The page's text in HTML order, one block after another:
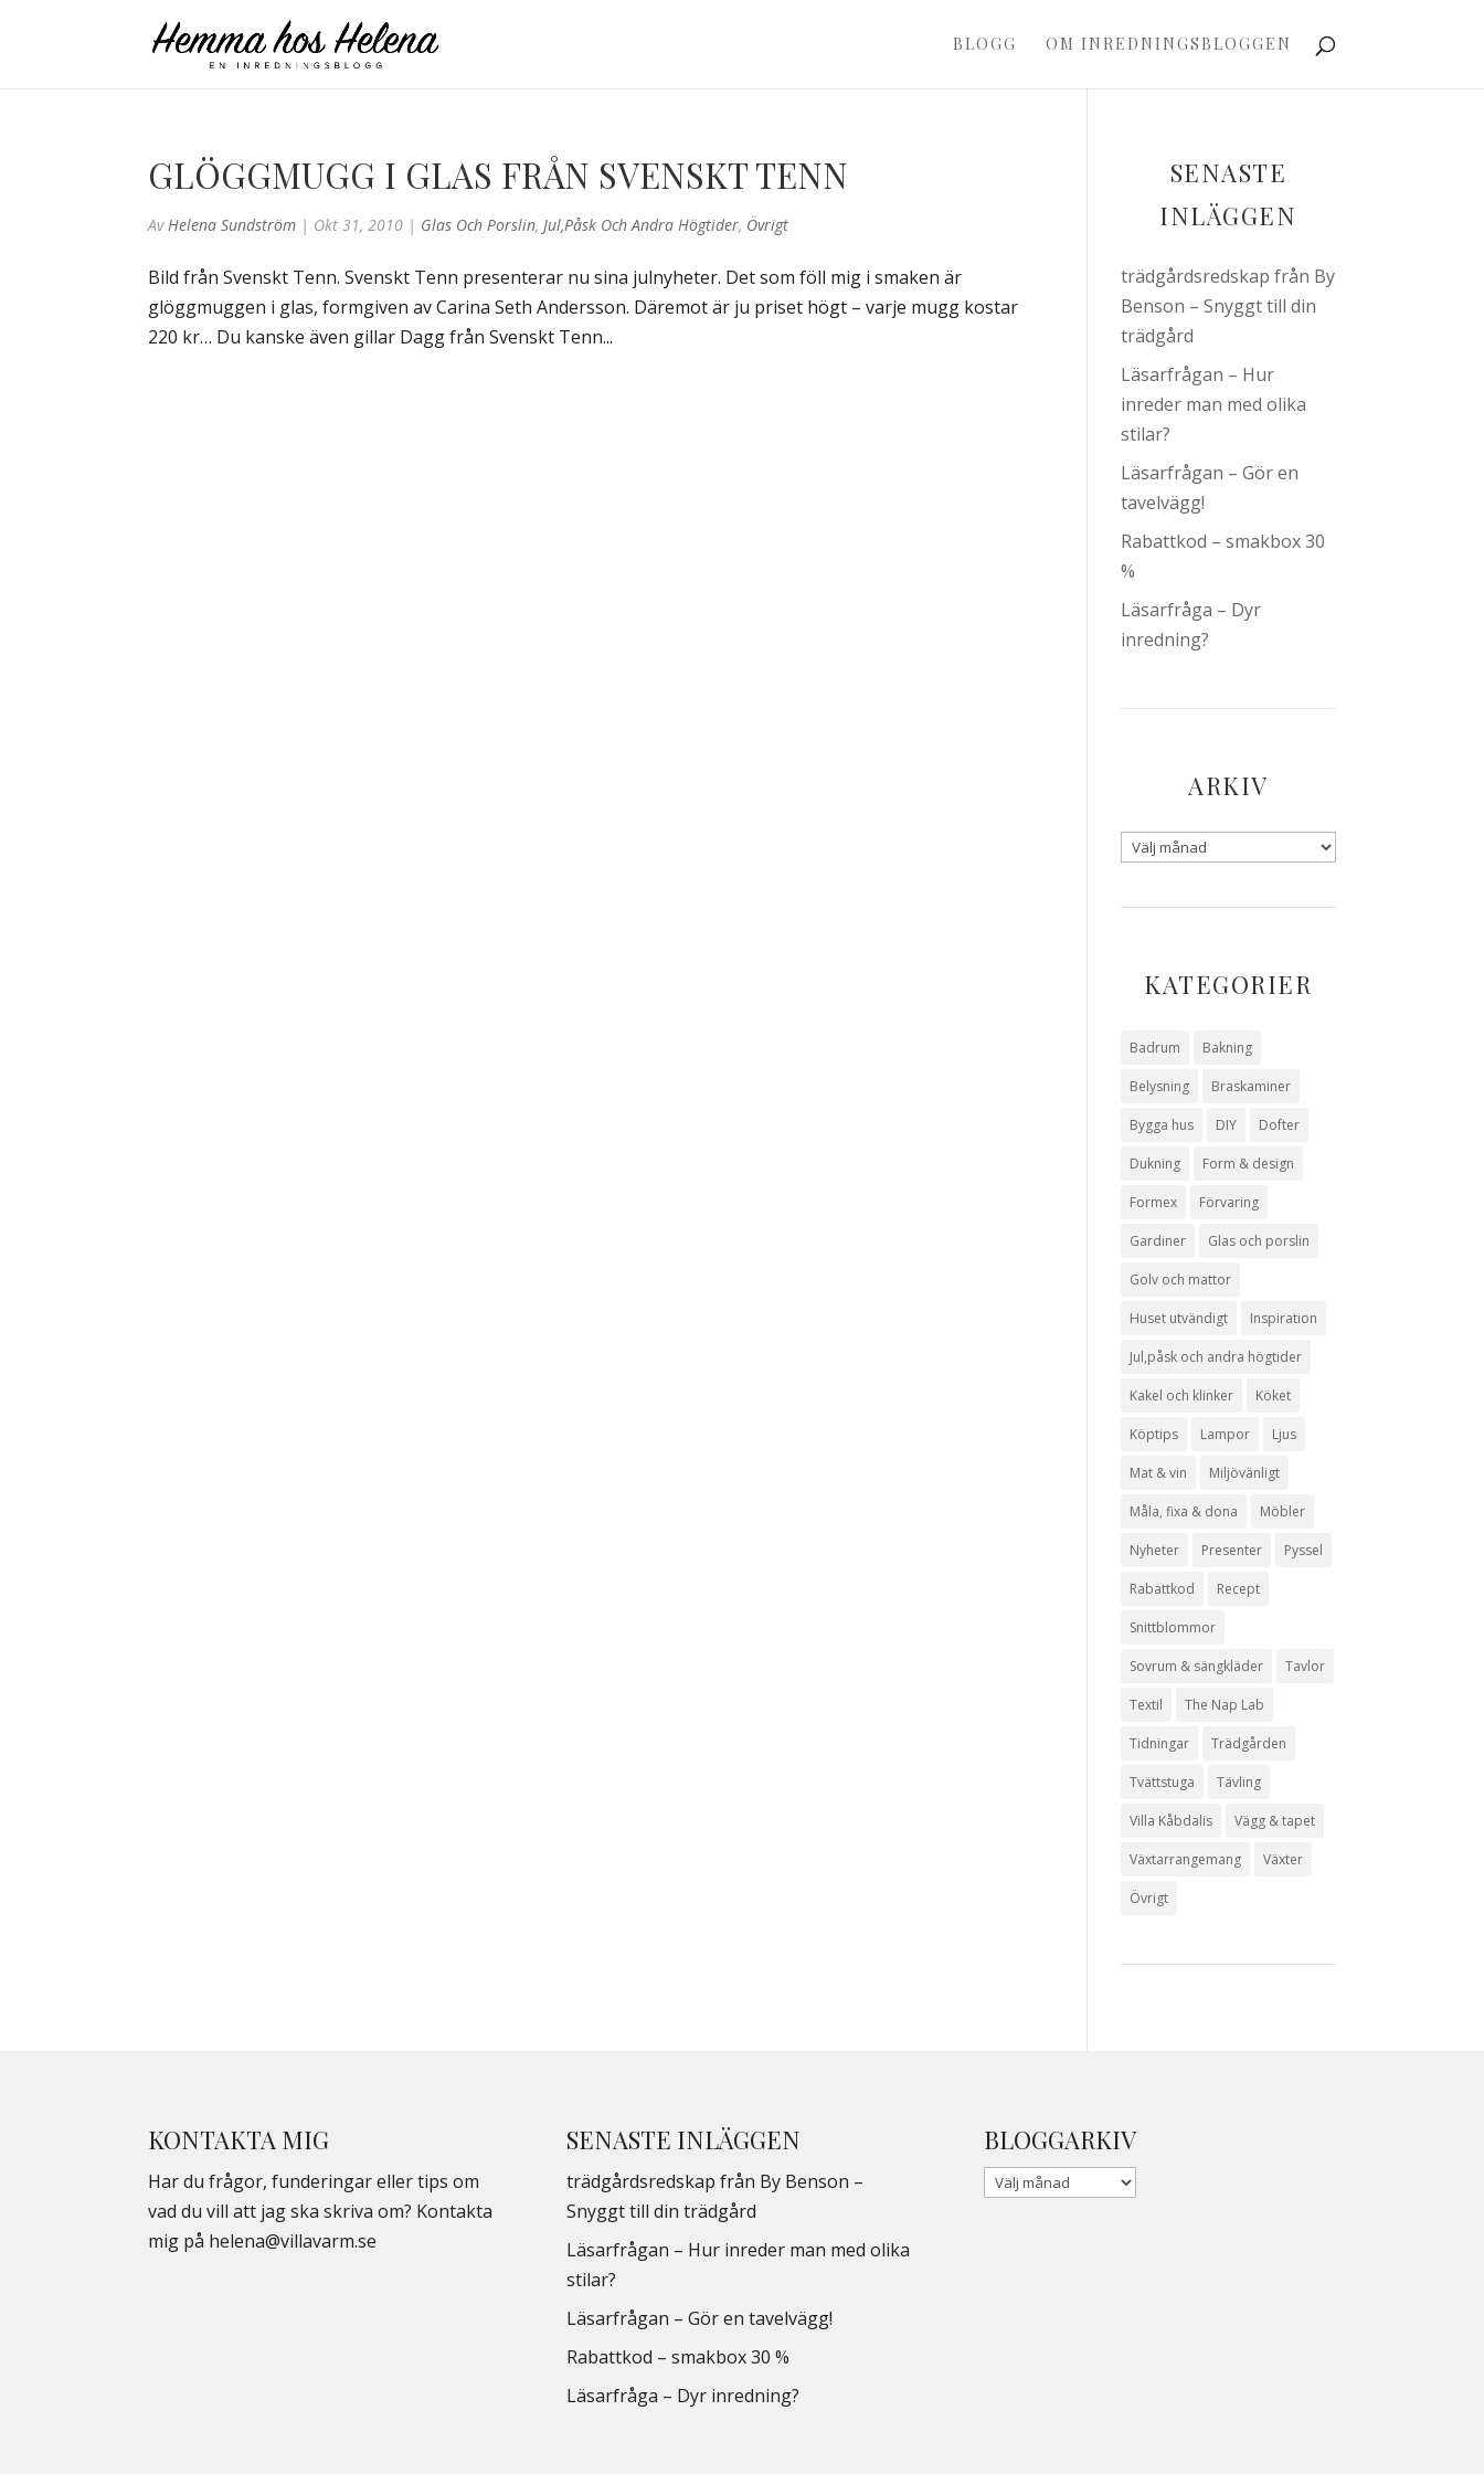
BLOGG OM INREDNINGSBLOGGEN
GLÖGGMUGG I GLAS FRÅN SVENSKT TENN
AvHelena Sundström | Okt 31, 2010 | Glas Och Porslin,Jul,påsk Och Andra Högtider, Övrigt
Bild från Svenskt Tenn. Svenskt Tenn presenterar nu sina julnyheter. Det som föll mig i smaken är
glöggmuggen i glas, formgiven av Carina Seth Andersson. Däremot är ju priset högt – varje mugg kostar
220 kr… Du kanske även gillar Dagg från Svenskt Tenn...
SENASTE
INLÄGGEN
trädgårdsredskap från By
Benson – Snyggt till din
trädgård
Läsarfrågan – Hur
inreder man med olika
stilar?
Läsarfrågan – Gör en
tavelvägg!
Rabattkod – smakbox 30
%
Läsarfråga – Dyr
inredning?
ARKIV
KATEGORIER
Badrum Bakning
Belysning Braskaminer
Bygga hus DIY Dofter
Dukning Form & design
Formex Förvaring
Gardiner Glas och porslin
Golv och mattor
Huset utvändigt Inspiration
Jul,påsk och andra högtider
Kakel och klinker Köket
Köptips Lampor Ljus
Mat & vin Miljövänligt
Måla, fixa & dona Möbler
Nyheter Presenter Pyssel
Rabattkod Recept
Snittblommor
Sovrum & sängkläder Tavlor
Textil The Nap Lab
Tidningar Trädgården
Tvättstuga Tävling
Villa Kåbdalis Vägg & tapet
Växtarrangemang Växter
Övrigt
KONTAKTA MIG
Har du frågor, funderingar eller tips om
vad du vill att jag ska skriva om? Kontakta
mig på helena@villavarm.se
SENASTE INLÄGGEN
trädgårdsredskap från By Benson –
Snyggt till din trädgård
Läsarfrågan – Hur inreder man med olika
stilar?
Läsarfrågan – Gör en tavelvägg!
Rabattkod – smakbox 30 %
Läsarfråga – Dyr inredning?
BLOGGARKIV